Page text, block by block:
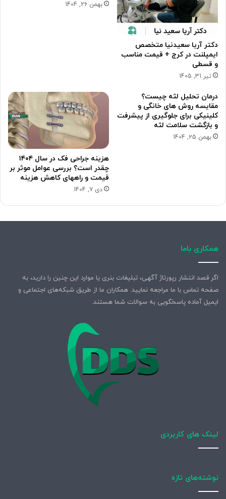
دکتر آریا سعیدنیا متخصص
ایمپلنت در کرج + قیمت مناسب
و قسطی
تیر 31, 1405
بهمن 26, 1404
درمان تحلیل لثه چیست؟
مقایسه روش های خانگی و
کلینیکی برای جلوگیری از پیشرفت
و بازگشت سلامت لثه
بهمن 25, 1404
هزینه جراحی فک در سال ۱۴۰۴
چقدر است؟ بررسی عوامل موثر بر
قیمت و راههای کاهش هزینه
دی 7, 1404
همکاری باما
اگر قصد انتشار رپورتاژ آگهی، تبلیغات بنری یا موارد این چنین را دارید، به
صفحه تماس با ما مراجعه نمایید. همکاران ما از طریق شبکه‌های اجتماعی و
ایمیل آماده پاسخگویی به سوالات شما هستند.
لینک های کاربردی
نوشته‌های تازه